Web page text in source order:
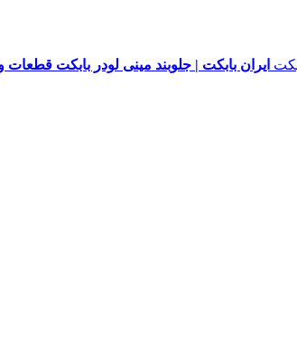
ایران بابکت | جلوبند مینی لودر بابکت قطعات